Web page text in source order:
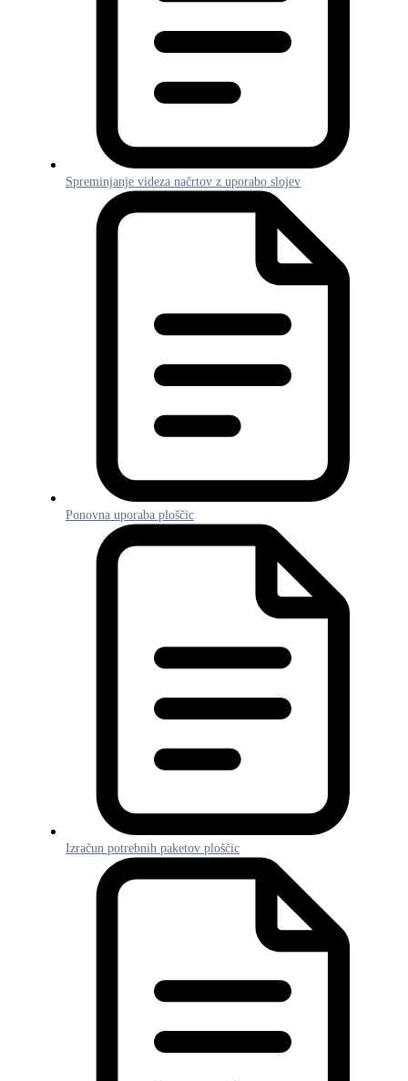
Spreminjanje videza načrtov z uporabo slojev
Ponovna uporaba ploščic
Izračun potrebnih paketov ploščic